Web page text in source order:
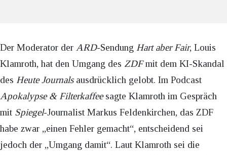
Der Moderator der ARD-Sendung Hart aber Fair, Louis
Klamroth, hat den Umgang des ZDFmit dem KI-Skandal
des Heute Journalsausdrücklich gelobt. Im Podcast
Apokalypse & Filterkaffeesagte Klamroth im Gespräch
mit Spiegel-Journalist Markus Feldenkirchen, das ZDF
habe zwar „einen Fehler gemacht“, entscheidend sei
jedoch der „Umgang damit“. Laut Klamroth sei die